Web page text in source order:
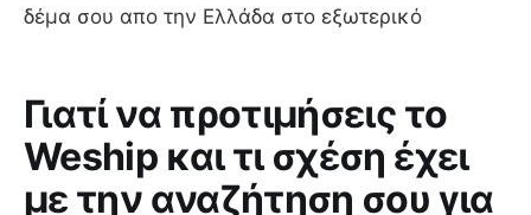
δέμα σου απο την Ελλάδα στο εξωτερικό
Γιατί να προτιμήσεις το
Weship και τι σχέση έχει
με την αναζήτηση σου για